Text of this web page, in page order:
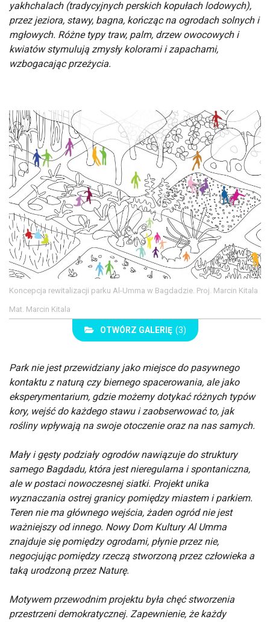
yakhchalach (tradycyjnych perskich kopułach lodowych),
przez jeziora, stawy, bagna, kończąc na ogrodach solnych i
mgłowych. Różne typy traw, palm, drzew owocowych i
kwiatów stymulują zmysły kolorami i zapachami,
wzbogacając przeżycia.
Koncepcja rewitalizacji parku Al-Umma w Bagdadzie. Proj. Marcin Kitala
Mat. Marcin Kitala
OTWÓRZ GALERIĘ (3)
Park nie jest przewidziany jako miejsce do pasywnego
kontaktu z naturą czy biernego spacerowania, ale jako
eksperymentarium, gdzie możemy dotykać różnych typów
kory, wejść do każdego stawu i zaobserwować to, jak
rośliny wpływają na swoje otoczenie oraz na nas samych.
Mały i gęsty podziały ogrodów nawiązuje do struktury
samego Bagdadu, która jest nieregularna i spontaniczna,
ale w postaci nowoczesnej siatki. Projekt unika
wyznaczania ostrej granicy pomiędzy miastem i parkiem.
Teren nie ma głównego wejścia, żaden ogród nie jest
ważniejszy od innego. Nowy Dom Kultury Al Umma
znajduje się pomiędzy ogrodami, płynie przez nie,
negocjując pomiędzy rzeczą stworzoną przez człowieka a
taką urodzoną przez Naturę.
Motywem przewodnim projektu była chęć stworzenia
przestrzeni demokratycznej. Zapewnienie, że każdy